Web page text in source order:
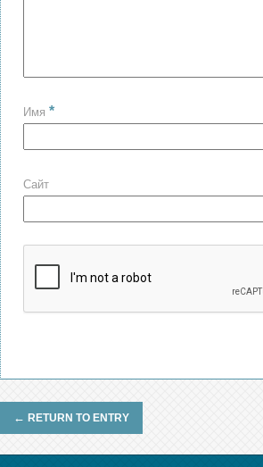
Имя *
Сайт
← RETURN TO ENTRY